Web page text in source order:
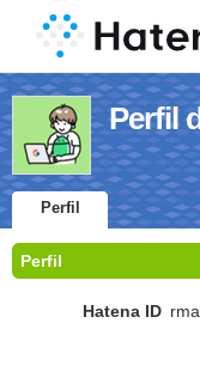
Perfil
Perfil
Perfil
Hatena ID